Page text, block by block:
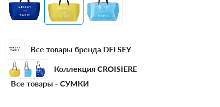
Все товары бренда DELSEY
Коллекция CROISIERE
Все товары - СУМКИ